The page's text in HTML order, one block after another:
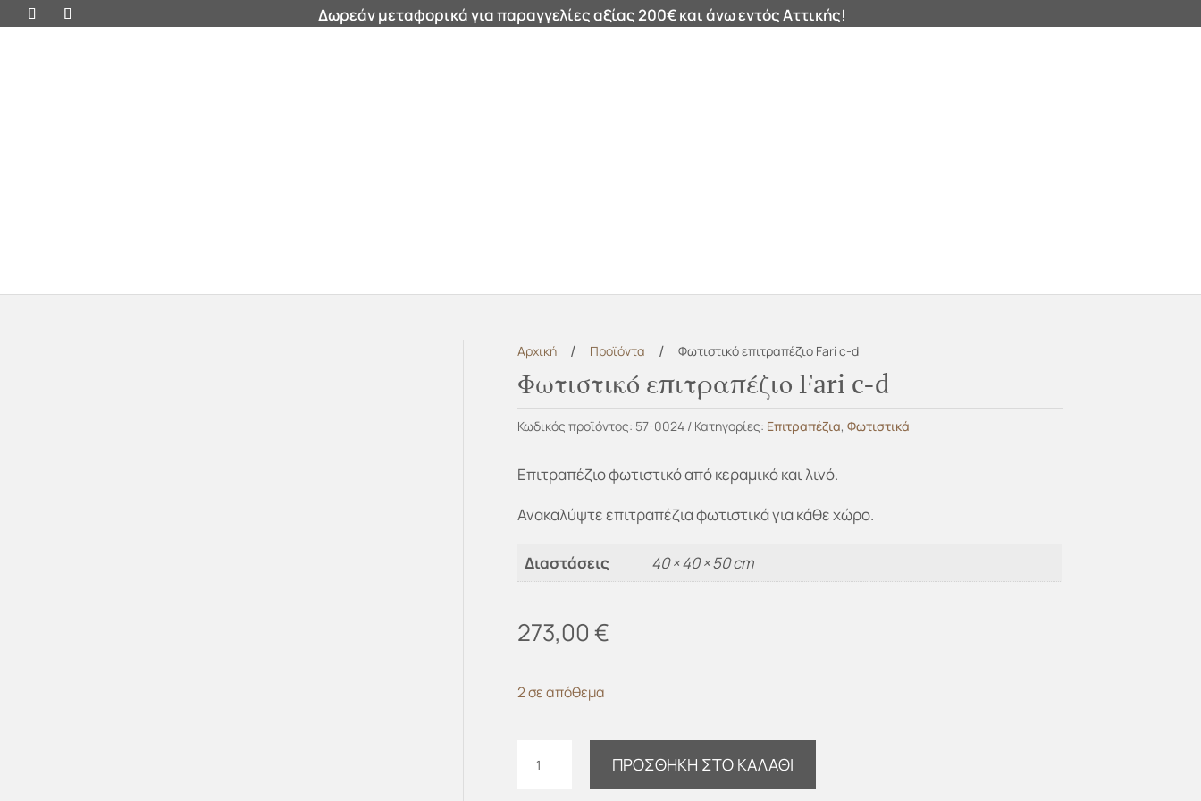
Δωρεάν μεταφορικά για παραγγελίες αξίας 200€ και άνω εντός Αττικής!
Αρχική / Προϊόντα / Φωτιστικό επιτραπέζιο Fari c-d
Φωτιστικό επιτραπέζιο Fari c-d
Κωδικός προϊόντος: 57-0024 Κατηγορίες: Επιτραπέζια,Φωτιστικά
Επιτραπέζιο φωτιστικό από κεραμικό και λινό.
Ανακαλύψτε επιτραπέζια φωτιστικά για κάθε χώρο.
Διαστάσεις 40 × 40 × 50 cm
273,00€
2 σε απόθεμα
επιτραπέζιο
ΠΡΟΣΘΉΚΗ ΣΤΟ ΚΑΛΆΘΙ